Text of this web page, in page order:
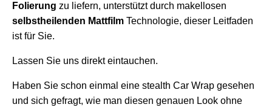
Folierung zu liefern, unterstützt durch makellosen
selbstheilenden Mattfilm Technologie, dieser Leitfaden
ist für Sie.
Lassen Sie uns direkt eintauchen.
Haben Sie schon einmal eine stealth Car Wrap gesehen
und sich gefragt, wie man diesen genauen Look ohne